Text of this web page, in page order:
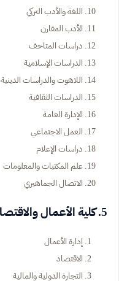
اللغة والأدب التركي
الأدب المقارن
دراسات المتاحف
الدراسات الإسلامية
اللاهوت والدراسات الدينية
الدراسات الثقافية
الإدارة العامة
العمل الاجتماعي
دراسات الإعلام
علم المكتبات والمعلومات
الاتصال الجماهيري
5. كلية الأعمال والاقتصاد (15 تخصصاً)
إدارة الأعمال
الاقتصاد
التجارة الدولية والمالية